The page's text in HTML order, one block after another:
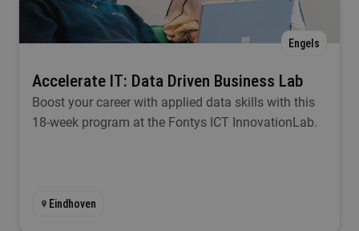
Engels
Accelerate IT: Data Driven Business Lab
Boost your career with applied data skills with this
18-week program at the Fontys ICT InnovationLab.
Eindhoven